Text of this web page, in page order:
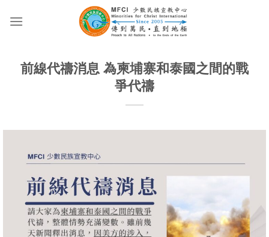
前線代禱消息 為柬埔寨和泰國之間的戰
爭代禱